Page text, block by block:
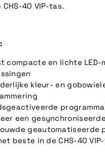
40 VIP-tas.
compacte en lichte
kleur- en
een
geautomatiseerde
beste in de CHS-40